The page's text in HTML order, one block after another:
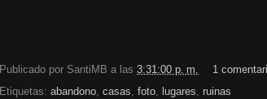
Publicado por SantiMB a las 3:31:00 p. m.
1
Etiquetas: abandono, casas, foto, lugares, ruinas